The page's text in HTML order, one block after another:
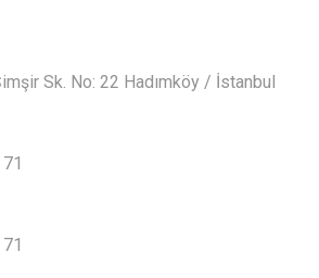
Sk. No: 22 Hadımköy / İstanbul